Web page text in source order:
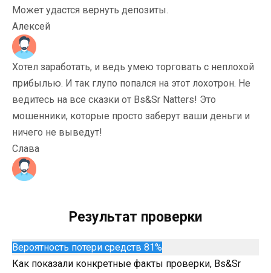
Может удастся вернуть депозиты.
Алексей
Хотел заработать, и ведь умею торговать с неплохой
прибылью. И так глупо попался на этот лохотрон. Не
ведитесь на все сказки от Bs&Sr Natters! Это
мошенники, которые просто заберут ваши деньги и
ничего не выведут!
Слава
Результат проверки
Вероятность потери средств 81%
Как показали конкретные факты проверки, Bs&Sr